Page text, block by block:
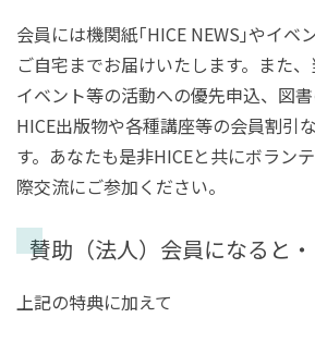
会員には機関紙｢HICE NEWS｣やイベ
ご自宅までお届けいたします。また
イベント等の活動への優先申込、図書
HICE出版物や各種講座等の会員割引
す。あなたも是非HICEと共にボラン
際交流にご参加ください。
賛助（法人）会員になると・
上記の特典に加えて